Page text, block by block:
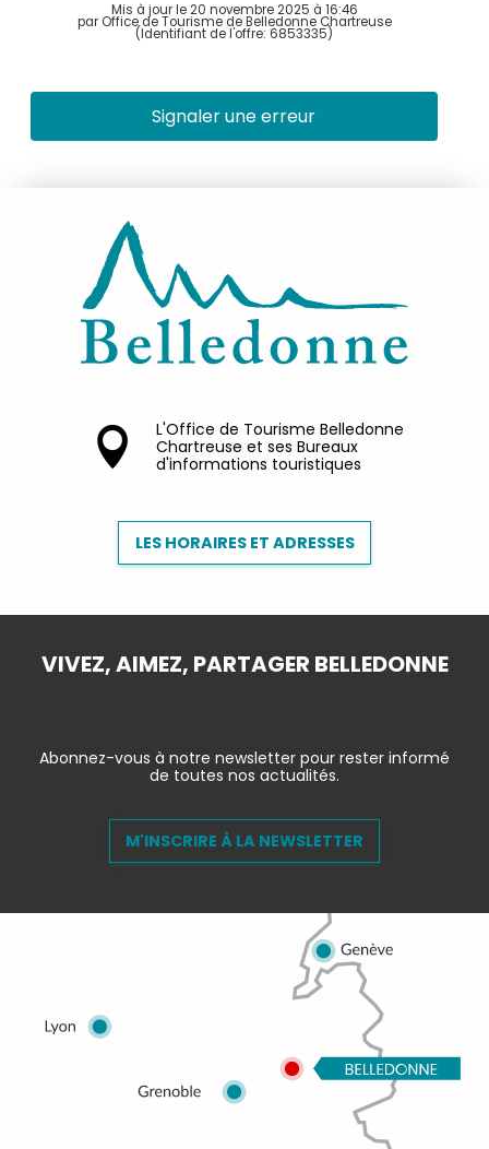
Mis à jour le 20 novembre 2025 à 16:46
par Office de Tourisme de Belledonne Chartreuse
(Identifiant de l'offre: 6853335)
Signaler une erreur
L'Office de Tourisme Belledonne
Chartreuse et ses Bureaux
d'informations touristiques
LES HORAIRES ET ADRESSES
VIVEZ, AIMEZ, PARTAGER BELLEDONNE
Abonnez-vous à notre newsletter pour rester informé
de toutes nos actualités.
M'INSCRIRE À LA NEWSLETTER